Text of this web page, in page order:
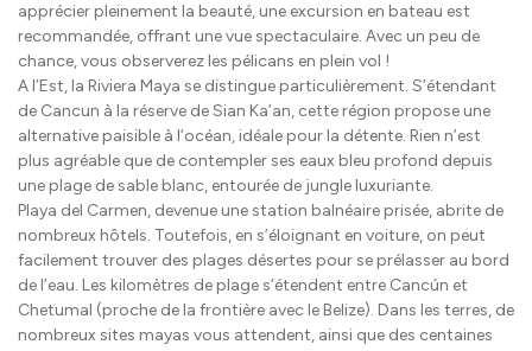
apprécier pleinement la beauté, une excursion en bateau est
recommandée, offrant une vue spectaculaire. Avec un peu de
chance, vous observerez les pélicans en plein vol !
A l’Est, la Riviera Maya se distingue particulièrement. S’étendant
de Cancun à la réserve de Sian Ka’an, cette région propose une
alternative paisible à l’océan, idéale pour la détente. Rien n’est
plus agréable que de contempler ses eaux bleu profond depuis
une plage de sable blanc, entourée de jungle luxuriante.
Playa del Carmen, devenue une station balnéaire prisée, abrite de
nombreux hôtels. Toutefois, en s’éloignant en voiture, on peut
facilement trouver des plages désertes pour se prélasser au bord
de l’eau. Les kilomètres de plage s’étendent entre Cancún et
Chetumal (proche de la frontière avec le Belize). Dans les terres, de
nombreux sites mayas vous attendent, ainsi que des centaines